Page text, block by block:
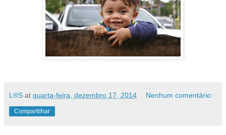
L®S at quarta-feira, dezembro 17, 2014 Nenhum comentário:
Compartilhar